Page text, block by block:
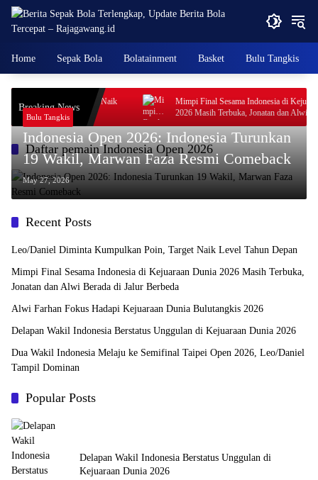
Skip
Home Sepak Bola Bolatainment Basket Bulu Tangkis
Breaking News
Kumpulkan Poin, Target Naik
Mimpi Final Sesama Indonesia di Kejuaraan
2026 Masih Terbuka, Jonatan dan Alwi
Jalur Berbeda
Daftar pemain Indonesia Open 2026
Bulu Tangkis
Indonesia Open 2026: Indonesia Turunkan
19 Wakil, Marwan Faza Resmi Comeback
May 27, 2026
Recent Posts
Leo/Daniel Diminta Kumpulkan Poin, Target Naik Level Tahun Depan
Mimpi Final Sesama Indonesia di Kejuaraan Dunia 2026 Masih Terbuka,
Jonatan dan Alwi Berada di Jalur Berbeda
Alwi Farhan Fokus Hadapi Kejuaraan Dunia Bulutangkis 2026
Delapan Wakil Indonesia Berstatus Unggulan di Kejuaraan Dunia 2026
Dua Wakil Indonesia Melaju ke Semifinal Taipei Open 2026, Leo/Daniel
Tampil Dominan
Popular Posts
Delapan Wakil Indonesia Berstatus Unggulan di
Kejuaraan Dunia 2026